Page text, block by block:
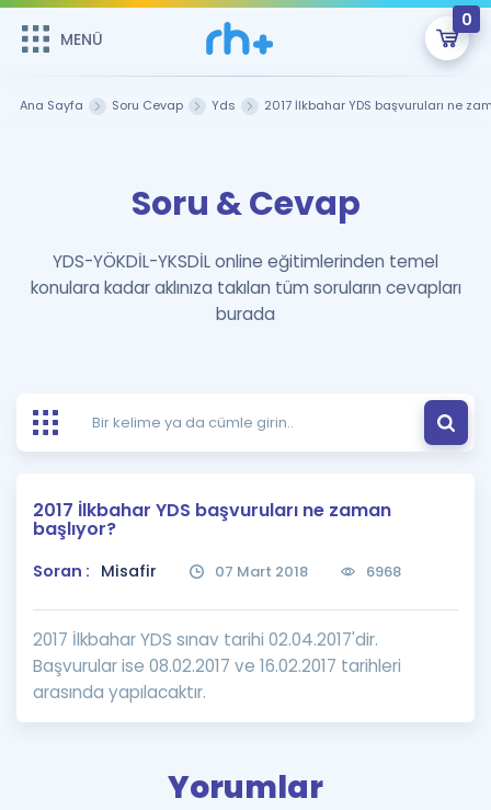
MENÜ
0
Şifremi Hatırlamıyorum
GİRİŞ YAP
Remzi Hoca ile seni sınava hazırlayacak onlarca eğitim seni
bekliyor!
MENÜ
Çalışma Paketleri
Kitaplar ve Kaynaklar
Ücretsiz Kaynaklar
Puan Hesaplama
Rehberlik Aracı
ÖSYM Sınav Takvimi
Kampanyalar
Blog
İngilizce Gramer
Hakkımızda
Ana Sayfa Soru Cevap Yds 2017 İlkbahar YDS başvuruları ne
Soru & Cevap
YDS-YÖKDİL-YKSDİL online eğitimlerinden temel
konulara kadar aklınıza takılan tüm soruların cevapları
burada
2017 İlkbahar YDS başvuruları ne zaman
başlıyor?
Soran : Misafir 07 Mart 2018 6968
2017 İlkbahar YDS sınav tarihi 02.04.2017'dir.
Başvurular ise 08.02.2017 ve 16.02.2017 tarihleri
arasında yapılacaktır.
Yorumlar